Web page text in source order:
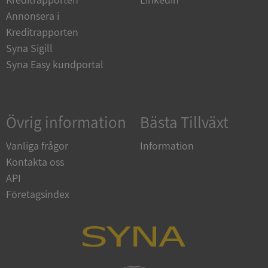
Annonsera i
Kreditrapporten
Syna Sigill
Syna Easy kundportal
Övrig information
Vanliga frågor
Kontakta oss
API
Företagsindex
Bästa Tillväxt
Information
kärnwebbplatsfunktioner som användarinloggning
och kontohantering. Webbplatsen kan inte
användas ordentligt utan strikt nödvändiga cookies.
VISITOR_PRIVACY_METADATA
YouTube
.youtube.com